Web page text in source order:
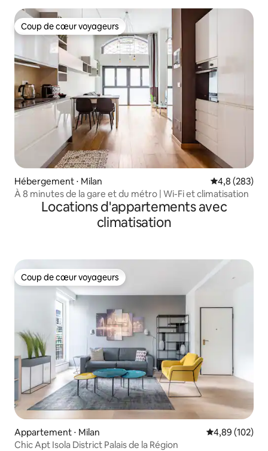
Coup de cœur voyageurs
Coup de cœur voyageurs
Hébergement ⋅ Milan Évaluation
4,8 (283)
À 8 minutes de la gare et du métro | Wi-Fi et climatisation
Locations d'appartements avec
climatisation
Coup de cœur voyageurs
Coup de cœur voyageurs
Appartement ⋅ Milan Évaluation
4,89 (102)
Chic Apt Isola District Palais de la Région